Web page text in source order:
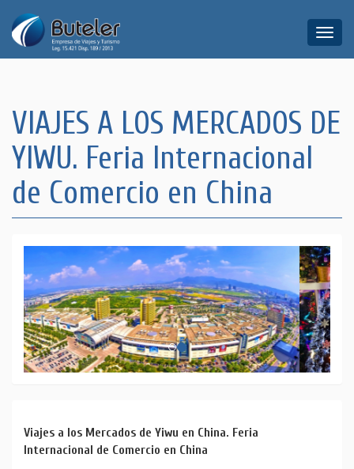
Toggle
VIAJES A LOS MERCADOS DE
YIWU. Feria Internacional
de Comercio en China
Viajes a los Mercados de Yiwu en China. Feria
Internacional de Comercio en China